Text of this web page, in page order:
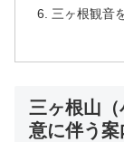
三ヶ根観音
三ヶ根山
意に伴う案